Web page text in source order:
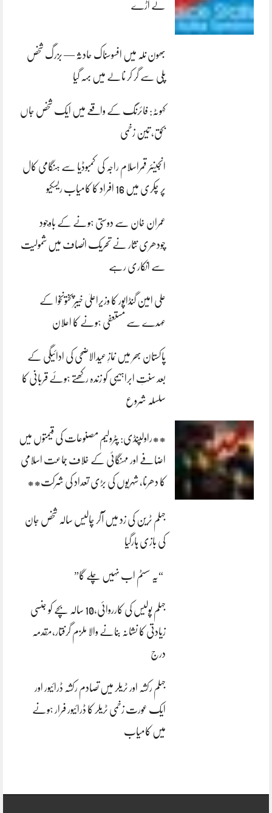
لے اڑے
بھون نلہ میں افسوسناک حادثہ — بزرگ شخص
پلی سے گر کر نالے میں بہہ گیا
کہوٹہ: فائرنگ کے واقعے میں ایک شخص جاں
بحق، تین زخمی
انجینئر قمراسلام راجہ کی کمبوڈیا سے ہنگامی کال
پر چکری میں 16 افراد کا کامیاب ریسکیو
عمران خان سے دوستی ہونے کے باوجود
چودھری نثار نے تحریک انصاف میں شمولیت
سے انکاری رہے
علی امین گنڈاپور کا وزیراعلیٰ خیبرپختونخوا کے
عہدے سے مستعفی ہونے کا اعلان
پاکستان بھر میں نمازِ عیدالاضحی کی ادائیگی کے
بعد سنتِ ابراہیمی کو زندہ رکھتے ہوئے قربانی کا
سلسلہ شروع
**راولپنڈی: پٹرولیم مصنوعات کی قیمتوں میں
اضافے اور مہنگائی کے خلاف جماعت اسلامی
کا دھرنا، شہریوں کی بڑی تعداد کی شرکت**
جہلم ٹرین کی زد میں آکر چالیس سالہ شخص جان
کی بازی ہارگیا
“یہ سسٹم اب نہیں چلے گا”
جہلم پولیس کی کارروائی،10 سالہ بچے کو جنسی
زیادتی کا نشانہ بنانے والا ملزم گرفتار،مقدمہ
درج
جہلم رکشہ اور ٹریلر میں تصادم رکشہ ڈرائیور اور
ایک عورت زخمی ٹریلر کا ڈرائیور فرار ہونے
میں کامیاب